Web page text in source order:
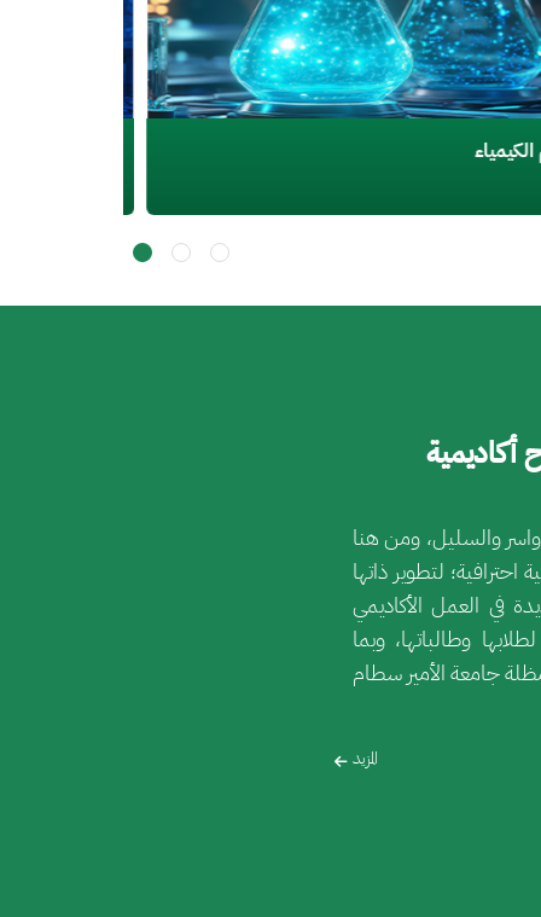
الدراسات الإسلامية
أكاديمية
والسليل، ومن هنا
لتطوير ذاتها
في العمل الأكاديمي
وطالباتها، وبما
جامعة الأمير سطام
المزيد